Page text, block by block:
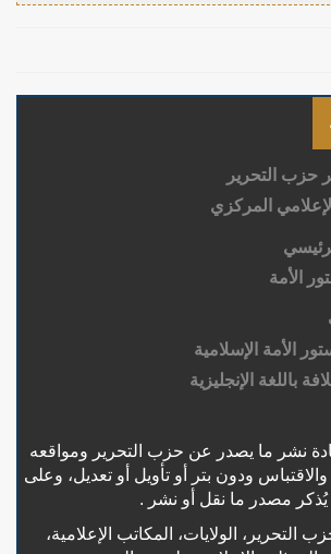
حزب التحرير
المركزي
الأمة
الأمة الإسلامية
باللغة الإنجليزية
نشر ما يصدر عن حزب التحرير ومواقعه
ودون بتر أو تأويل أو تعديل، وعلى
يُذكر مصدر ما نقل أو نشر .
الولايات، المكاتب الإعلامية،